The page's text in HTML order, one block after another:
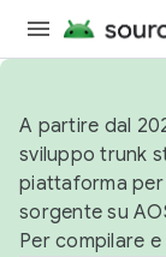
A partire dal
sviluppo trunk
piattaforma per
sorgente su
Per compilare